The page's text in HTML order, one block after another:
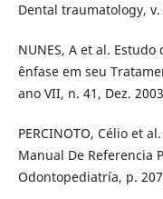
Dental traumatology, v.
NUNES, A et al.
ênfase em seu
ano VII, n. 41, Dez.
PERCINOTO, Célio et
Manual De Referencia
Odontopediatría, p.